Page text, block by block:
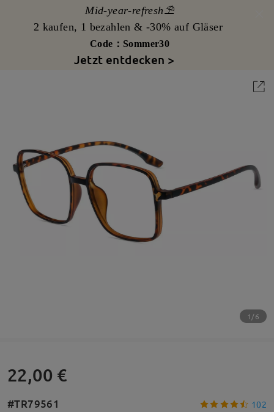
Mid-year-refresh⛱️
2 kaufen, 1 bezahlen & -30% auf Gläser
Code：Sommer30
Jetzt entdecken >
1/6
22,00 €
#TR79561 102